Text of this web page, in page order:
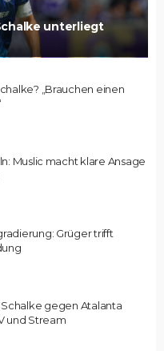
unterliegt
„Brauchen einen
Muslic macht klare Ansage
Grüger trifft
Schalke gegen Atalanta
und Stream